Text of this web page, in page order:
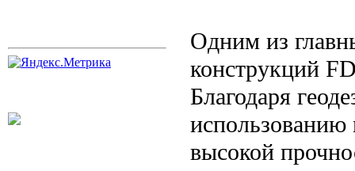
Одним из
конструкций
Благодаря
использованию
высокой